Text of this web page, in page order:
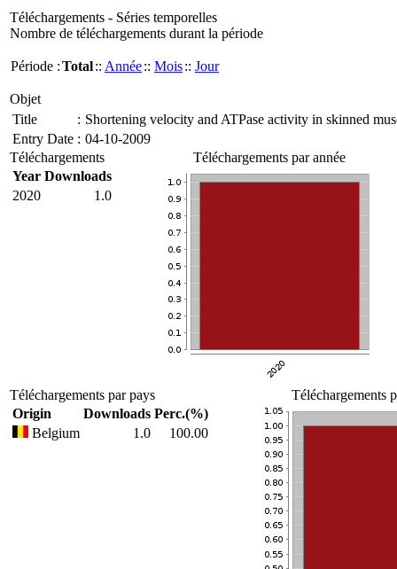
Téléchargements - Séries temporelles
Nombre de téléchargements durant la période
Période :Total:: Année:: Mois:: Jour
Objet
Title
: Shortening velocity and ATPase activity in skinned
Entry Date : 04-10-2009
Téléchargements
Year Downloads
2020
1.0
Téléchargements par année
Téléchargements par pays
Origin
Downloads Perc.(%)
Belgium
1.0 100.00
Téléchargements